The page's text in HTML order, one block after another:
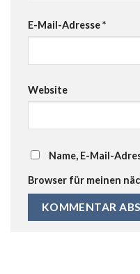
E-Mail-Adresse*
Website
Name, E-Mail-
Browser für meinen